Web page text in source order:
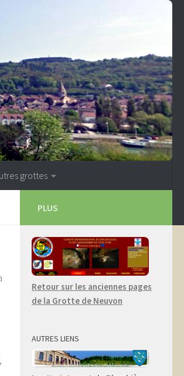
grottes
PLUS
Retour sur les anciennes pages
de la Grotte de Neuvon
AUTRES LIENS